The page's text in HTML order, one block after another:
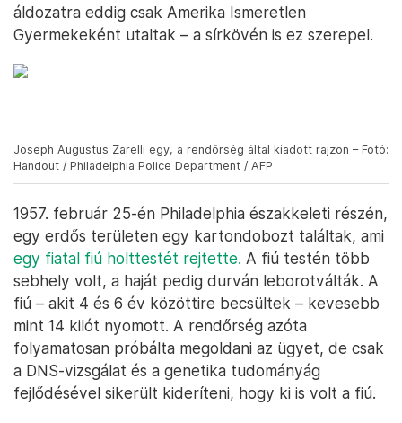
áldozatra eddig csak Amerika Ismeretlen
Gyermekeként utaltak – a sírkövén is ez szerepel.
Joseph Augustus Zarelli egy, a rendőrség által kiadott rajzon – Fotó:
Handout / Philadelphia Police Department / AFP
1957. február 25-én Philadelphia északkeleti részén,
egy erdős területen egy kartondobozt találtak, ami
egy fiatal fiú holttestét rejtette. A fiú testén több
sebhely volt, a haját pedig durván leborotválták. A
fiú – akit 4 és 6 év közöttire becsültek – kevesebb
mint 14 kilót nyomott. A rendőrség azóta
folyamatosan próbálta megoldani az ügyet, de csak
a DNS-vizsgálat és a genetika tudományág
fejlődésével sikerült kideríteni, hogy ki is volt a fiú.